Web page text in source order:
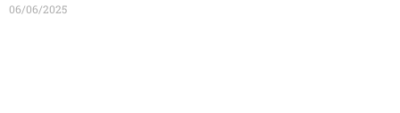
06/06/2025